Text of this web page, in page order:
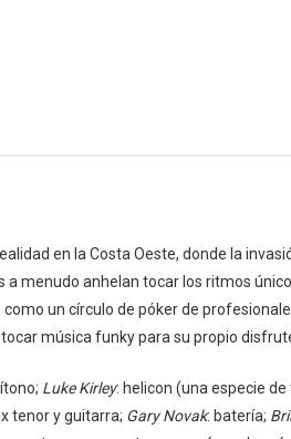
en la Costa Oeste, donde la
menudo anhelan tocar los ritmos
un círculo de póker de
música funky para su propio
Luke Kirley: helicon (una especie de
tenor y guitarra; Gary Novak: batería;